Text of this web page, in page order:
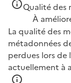
Qualité des
À
La qualité des
métadonnées
perdues lors
actuellement à